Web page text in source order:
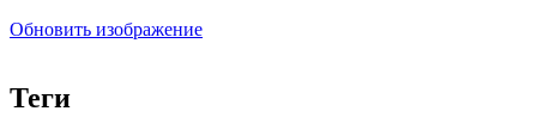
Обновить изображение
Теги